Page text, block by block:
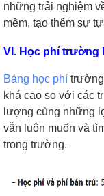
những trải nghiệm
mềm, tạo thêm sự
VI. Học phí trường
Bảng học phí
khá cao so với các
lượng cùng những
vẫn luôn muốn và
trong trường.